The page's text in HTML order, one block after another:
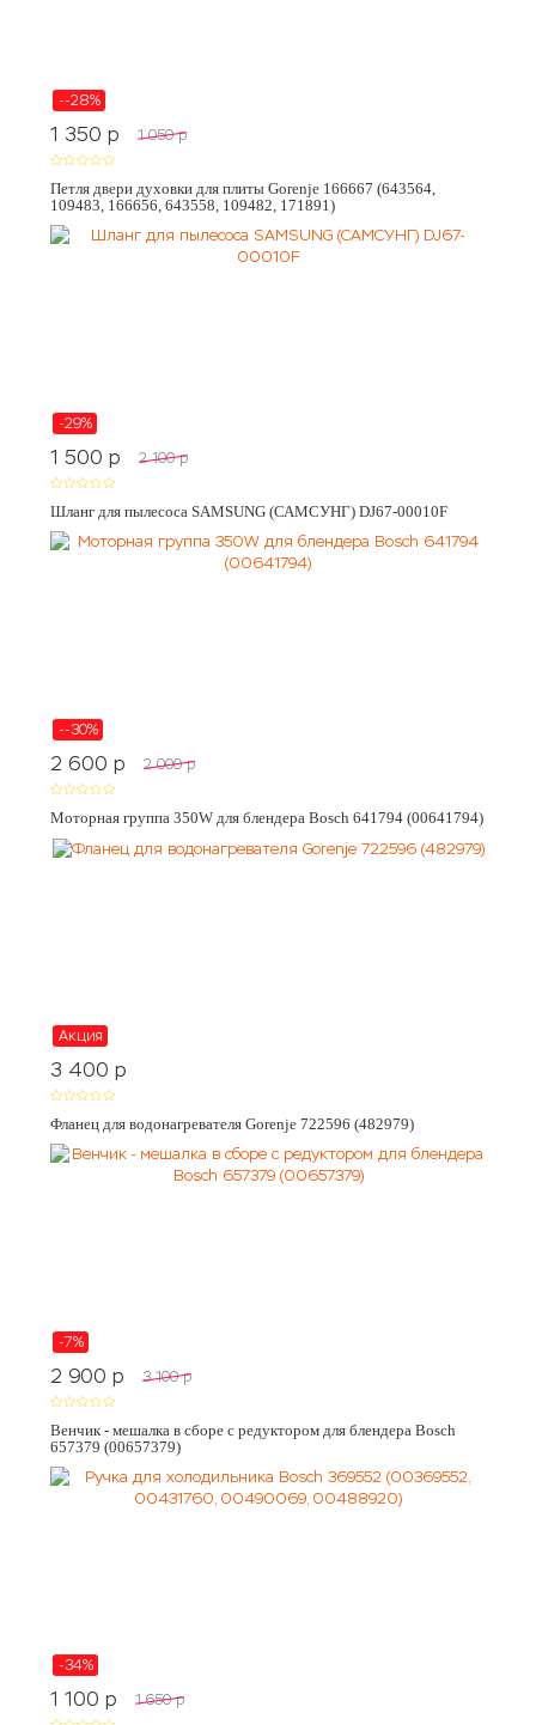
--28%
1 350 p 1 050 p
Петля двери духовки для плиты Gorenje 166667 (643564,
109483, 166656, 643558, 109482, 171891)
-29%
1 500 p 2 100 p
Шланг для пылесоса SAMSUNG (САМСУНГ) DJ67-00010F
--30%
2 600 p 2 000 p
Моторная группа 350W для блендера Bosch 641794 (00641794)
Акция
3 400 p
Фланец для водонагревателя Gorenje 722596 (482979)
-7%
2 900 p 3 100 p
Венчик - мешалка в сборе с редуктором для блендера Bosch
657379 (00657379)
-34%
1 100 p 1 650 p